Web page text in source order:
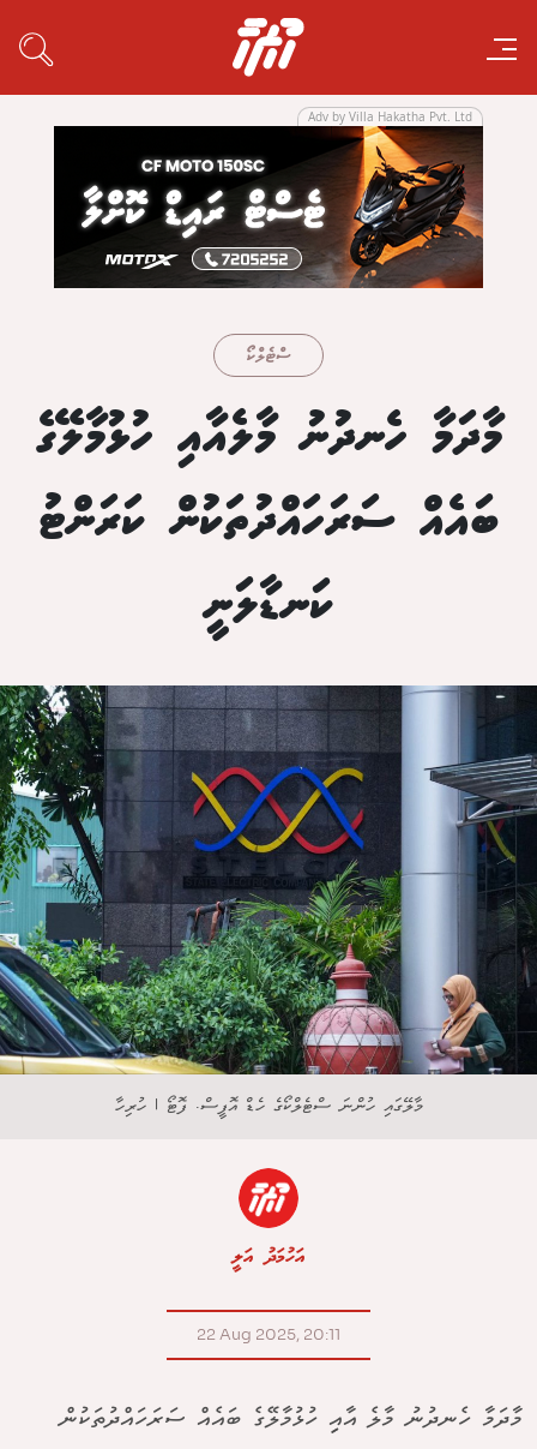
Adv by Villa Hakatha Pvt. Ltd
ސްޓެލްކޯ
މާދަމާ ހެނދުނު މާލެއާއި ހުޅުމާލޭގެ
ބައެއް ސަރަހައްދުތަކުން ކަރަންޓު
ކަނޑާލަނީ
މާލޭގައި ހުންނަ ސްޓެލްކޯގެ ހެޑް އޮފީސް. ފޮޓޯ | ހުރިހާ
އަހުމަދު އަލީ
22 Aug 2025, 20:11
މާދަމާ ހެނދުނު މާލެ އާއިި ހުޅުމާލޭގެ ބައެއް ސަރަހައްދުތަކުން